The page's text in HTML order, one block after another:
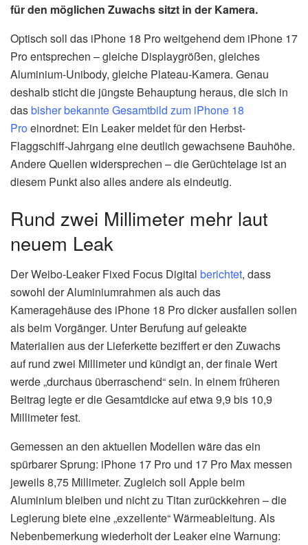
für den möglichen Zuwachs sitzt in der Kamera.
Optisch soll das iPhone 18 Pro weitgehend dem iPhone 17
Pro entsprechen – gleiche Displaygrößen, gleiches
Aluminium-Unibody, gleiche Plateau-Kamera. Genau
deshalb sticht die jüngste Behauptung heraus, die sich in
dasbisher bekannte Gesamtbild zum iPhone 18
Proeinordnet: Ein Leaker meldet für den Herbst-
Flaggschiff-Jahrgang eine deutlich gewachsene Bauhöhe.
Andere Quellen widersprechen – die Gerüchtelage ist an
diesem Punkt also alles andere als eindeutig.
Rund zwei Millimeter mehr laut
neuem Leak
Der Weibo-Leaker Fixed Focus Digital berichtet, dass
sowohl der Aluminiumrahmen als auch das
Kameragehäuse des iPhone 18 Pro dicker ausfallen sollen
als beim Vorgänger. Unter Berufung auf geleakte
Materialien aus der Lieferkette beziffert er den Zuwachs
auf rund zwei Millimeter und kündigt an, der finale Wert
werde „durchaus überraschend“ sein. In einem früheren
Beitrag legte er die Gesamtdicke auf etwa 9,9 bis 10,9
Millimeter fest.
Gemessen an den aktuellen Modellen wäre das ein
spürbarer Sprung: iPhone 17 Pro und 17 Pro Max messen
jeweils 8,75 Millimeter. Zugleich soll Apple beim
Aluminium bleiben und nicht zu Titan zurückkehren – die
Legierung biete eine „exzellente“ Wärmeableitung. Als
Nebenbemerkung wiederholt der Leaker eine Warnung: